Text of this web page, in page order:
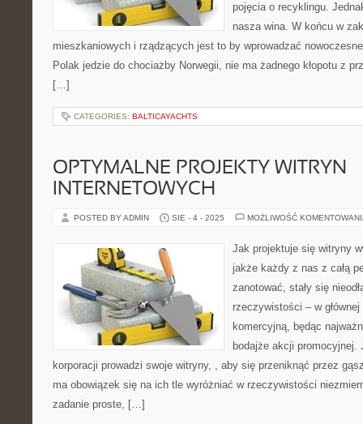
pojęcia o recyklingu.
nasza wina. W końcu w
mieszkaniowych i rządzących jest to by wprowadzać
Polak jedzie do chociażby Norwegii, nie ma żadnego kłopotu z
[…]
CATEGORIES: BALTICAYACHTS
OPTYMALNE PROJEKTY WITRYN
INTERNETOWYCH
POSTED BY ADMIN SIE - 4 - 2025 MOŻLIWOŚĆ
Jak projektuje się witryny
jakże każdy z nas z całą
zanotować, stały się
rzeczywistości – w
komercyjną, będąc
bodajże akcji
korporacji prowadzi swoje witryny, , aby się przeniknąć przez
ma obowiązek się na ich tle wyróżniać w rzeczywistości
zadanie proste, […]